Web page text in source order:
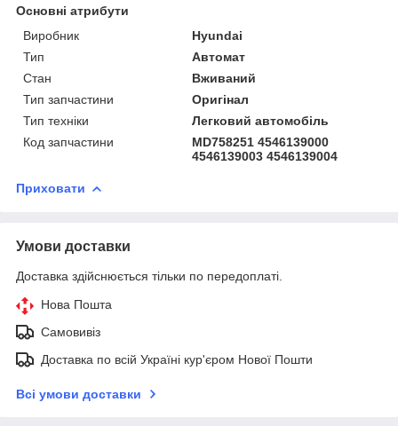
Основні атрибути
Виробник
Hyundai
Тип
Автомат
Стан
Вживаний
Тип запчастини
Оригінал
Тип техніки
Легковий автомобіль
Код запчастини
MD758251 4546139000
4546139003 4546139004
Приховати
Умови доставки
Доставка здійснюється тільки по передоплаті.
Нова Пошта
Самовивіз
Доставка по всій Україні кур'єром Нової Пошти
Всі умови доставки